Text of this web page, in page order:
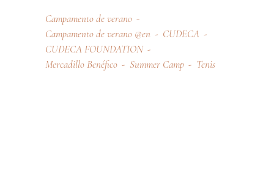
Campamento de verano
Campamento de verano @en
CUDECA
CUDECA FOUNDATION
Mercadillo Benéfico
Summer Camp Tenis